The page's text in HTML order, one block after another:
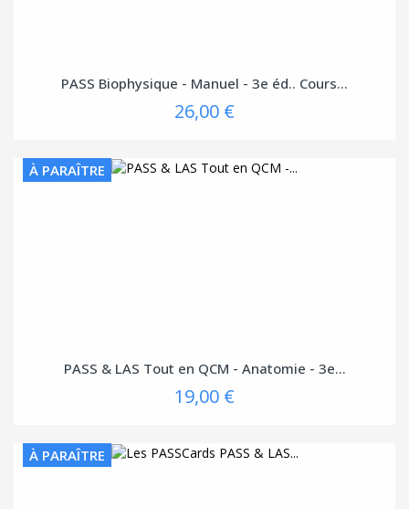
PASS Biophysique - Manuel - 3e éd.. Cours...
26,00 €
À PARAÎTRE
PASS & LAS Tout en QCM - Anatomie - 3e...
19,00 €
À PARAÎTRE